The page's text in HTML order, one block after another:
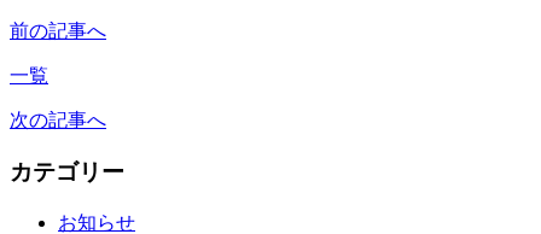
前の記事へ
一覧
次の記事へ
カテゴリー
お知らせ